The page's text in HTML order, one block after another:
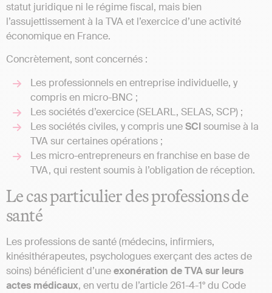
statut juridique ni le régime fiscal, mais bien
l’assujettissement à la TVA et l’exercice d’une activité
économique en France.
Concrètement, sont concernés :
Les professionnels en entreprise individuelle, y
compris en micro-BNC ;
Les sociétés d’exercice (SELARL, SELAS, SCP) ;
Les sociétés civiles, y compris uneSCIsoumise à la
TVA sur certaines opérations ;
Les micro-entrepreneurs en franchise en base de
TVA, qui restent soumis à l’obligation de réception.
Le cas particulier des professions de
santé
Les professions de santé (médecins, infirmiers,
kinésithérapeutes, psychologues exerçant des actes de
soins) bénéficient d’uneexonération de TVA sur leurs
actes médicaux, en vertu de l’article 261-4-1° du Code